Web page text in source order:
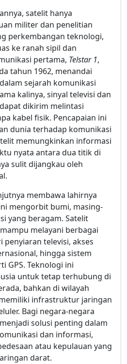
satelit hanya
militer dan penelitian
perkembangan teknologi,
ke ranah sipil dan
pertama, Telstar 1,
tahun 1962, menandai
sejarah komunikasi
kalinya, sinyal televisi dan
dikirim melintasi
kabel fisik. Pencapaian ini
dunia terhadap komunikasi
memungkinkan informasi
nyata antara dua titik di
sulit dijangkau oleh
membawa lahirnya
mengorbit bumi, masing-
yang beragam. Satelit
melayani berbagai
televisi, akses
hingga sistem
GPS. Teknologi ini
untuk tetap terhubung di
bahkan di wilayah
infrastruktur jaringan
Bagi negara-negara
solusi penting dalam
dan informasi,
atau kepulauan yang
darat.